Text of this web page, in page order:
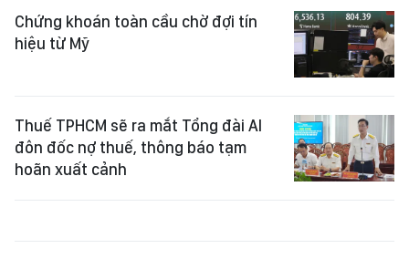
Chứng khoán toàn cầu chờ đợi tín
hiệu từ Mỹ
Thuế TPHCM sẽ ra mắt Tổng đài AI
đôn đốc nợ thuế, thông báo tạm
hoãn xuất cảnh